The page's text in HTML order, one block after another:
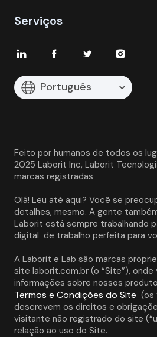
Serviços
Português
Feito por humanos de todos os
2025 Laborit Inc, Laborit
marcas registradas
Olá! Leu até aqui? Você se
detalhes, mesmo. A gente
Laborit está sempre trabalhando
digital  de trabalho perfeita para
A Laborit e Lab são marcas
site laborit.com.br (o “Site”),
informações sobre nossos
Termos e Condições do Site (os
descrevem os direitos e
visitante não registrado do site
relação ao uso do Site.